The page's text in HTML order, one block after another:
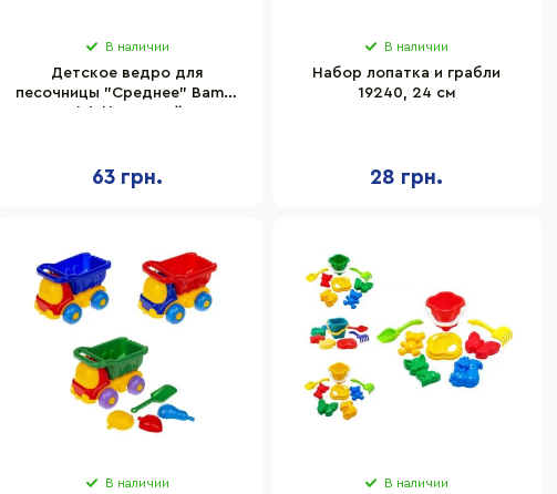
В наличии
Детское ведро для
песочницы "Среднее" Bambi
63 грн.
В наличии
Набор лопатка и грабли
19240, 24 см
28 грн.
В наличии В наличии